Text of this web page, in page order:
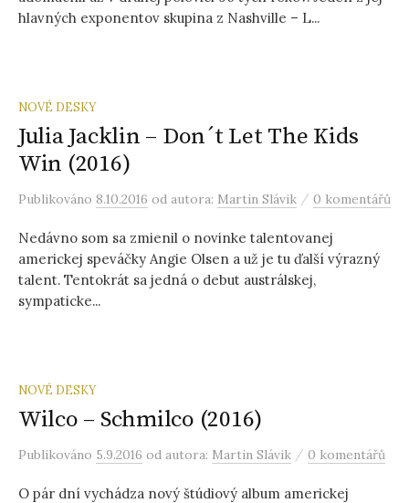
hlavných exponentov skupina z Nashville – L...
NOVÉ DESKY
Julia Jacklin – Don´t Let The Kids
Win (2016)
Publikováno 8.10.2016 od autora: Martin Slávik / 0 komentářů
Nedávno som sa zmienil o novinke talentovanej
americkej speváčky Angie Olsen a už je tu ďalší výrazný
talent. Tentokrát sa jedná o debut austrálskej,
sympaticke...
NOVÉ DESKY
Wilco – Schmilco (2016)
Publikováno 5.9.2016 od autora: Martin Slávik / 0 komentářů
O pár dní vychádza nový štúdiový album americkej